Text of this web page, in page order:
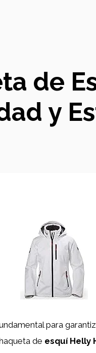
de
y
para
de esquí Helly